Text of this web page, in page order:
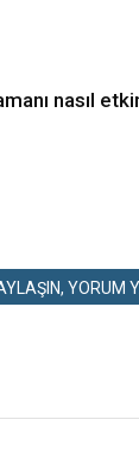
nasıl
YORUM